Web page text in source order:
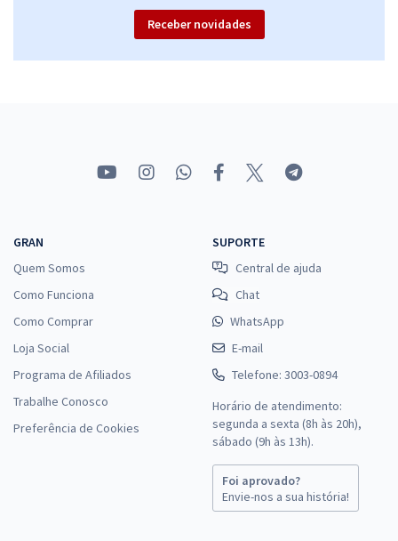
Receber novidades
GRAN
Quem Somos
Como Funciona
Como Comprar
Loja Social
Programa de Afiliados
Trabalhe Conosco
Preferência de Cookies
SUPORTE
Central de ajuda
Chat
WhatsApp
E-mail
Telefone: 3003-0894
Horário de atendimento:
segunda a sexta (8h às 20h),
sábado (9h às 13h).
Foi aprovado?
Envie-nos a sua história!